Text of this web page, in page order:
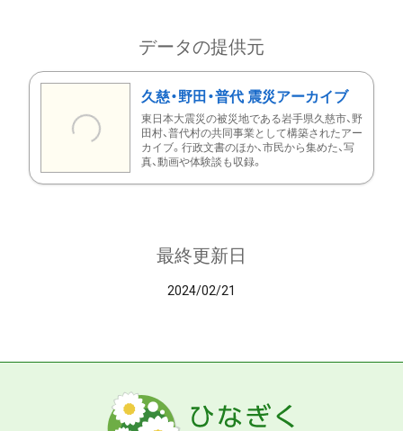
データの提供元
久慈・野田・普代 震災アーカイブ
東日本大震災の被災地である岩手県久慈市、野
田村、普代村の共同事業として構築されたアー
カイブ。行政文書のほか、市民から集めた、写
真、動画や体験談も収録。
最終更新日
2024/02/21